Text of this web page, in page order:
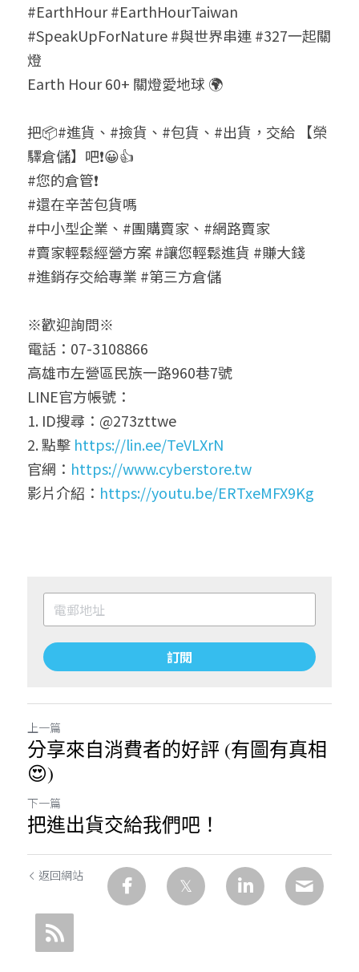
#EarthHour #EarthHourTaiwan
#SpeakUpForNature #與世界串連 #327一起關
燈
Earth Hour 60+ 關燈愛地球 🌍
把📦#進貨、#撿貨、#包貨、#出貨，交給 【榮
驛倉儲】吧❗😀👍
#您的倉管❗
#還在辛苦包貨嗎
#中小型企業、#團購賣家、#網路賣家
#賣家輕鬆經營方案 #讓您輕鬆進貨 #賺大錢
#進銷存交給專業 #第三方倉儲
※歡迎詢問※
電話：07-3108866
高雄市左營區民族一路960巷7號
LINE官方帳號：
1. ID搜尋：@273zttwe
2. 點擊 https://lin.ee/TeVLXrN
官網： https://www.cyberstore.tw
影片介紹： https://youtu.be/ERTxeMFX9Kg
訂閱
上一篇
分享來自消費者的好評 (有圖有真相
😍)
下一篇
把進出貨交給我們吧！
返回網站